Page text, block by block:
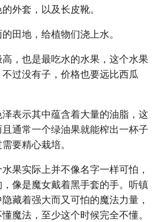
外套，以及长皮靴。
田地，给植物们浇上水。
，也是最吃水的水果，这个水果
过没有子，价格也要远比西瓜
表示其中蕴含着大量的油脂，这
通常一个绿油果就能榨出一杯子
要精心栽培。
果实际上并不像名字一样可怕，
像是魔女戴着黑手套的手。听镇
藏着强大而又可怕的魔法力量，
魔法，至少这个时候完全不懂。